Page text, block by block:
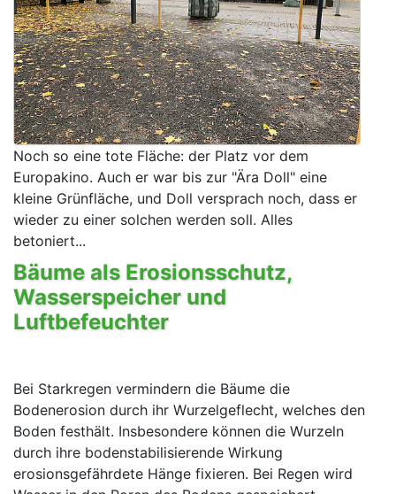
Noch so eine tote Fläche: der Platz vor dem
Europakino. Auch er war bis zur "Ära Doll" eine
kleine Grünfläche, und Doll versprach noch, dass er
wieder zu einer solchen werden soll. Alles
betoniert...
Bäume als Erosionsschutz,
Wasserspeicher und
Luftbefeuchter
Bei Starkregen vermindern die Bäume die
Bodenerosion durch ihr Wurzelgeflecht, welches den
Boden festhält. Insbesondere können die Wurzeln
durch ihre bodenstabilisierende Wirkung
erosionsgefährdete Hänge fixieren. Bei Regen wird